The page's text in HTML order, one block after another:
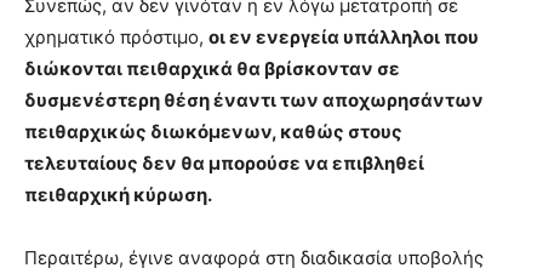
Συνεπώς, αν δεν γινόταν η εν λόγω μετατροπή σε
χρηματικό πρόστιμο, οι εν ενεργεία υπάλληλοι που
διώκονται πειθαρχικά θα βρίσκονταν σε
δυσμενέστερη θέση έναντι των αποχωρησάντων
πειθαρχικώς διωκόμενων, καθώς στους
τελευταίους δεν θα μπορούσε να επιβληθεί
πειθαρχική κύρωση.
Περαιτέρω, έγινε αναφορά στη διαδικασία υποβολής